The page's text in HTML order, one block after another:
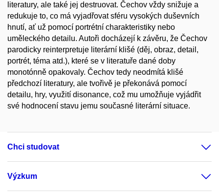
literatury, ale také jej destruovat. Čechov vždy snižuje a
redukuje to, co má vyjadřovat sféru vysokých duševních
hnutí, ať už pomocí portrétní charakteristiky nebo
uměleckého detailu. Autoři docházejí k závěru, že Čechov
parodicky reinterpretuje literární klišé (děj, obraz, detail,
portrét, téma atd.), které se v literatuře dané doby
monotónně opakovaly. Čechov tedy neodmítá klišé
předchozí literatury, ale tvořivě je překonává pomocí
detailu, hry, využití disonance, což mu umožňuje vyjádřit
své hodnocení stavu jemu současné literární situace.
Chci studovat
Výzkum